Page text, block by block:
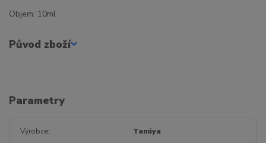
Objem: 10ml
Původ zboží
Parametry
Výrobce Tamiya